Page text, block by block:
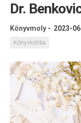
Kapcsolat
Olvasó sarok
Könyveim
Rólam
Dr.
Könyvmoly - 2023-
Könyvkritika